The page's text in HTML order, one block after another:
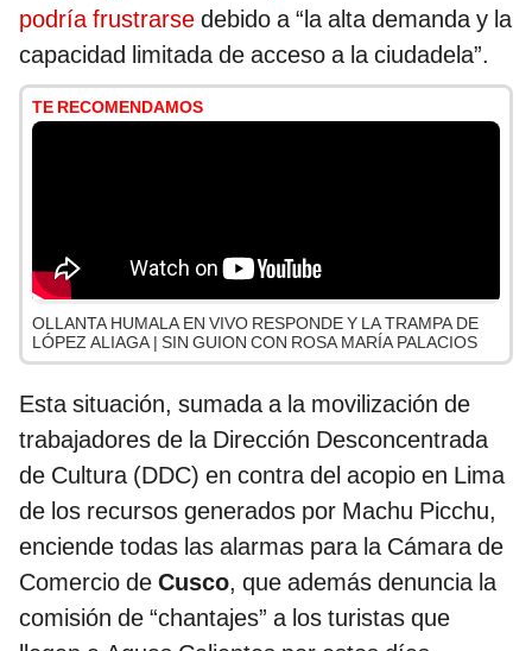
podría frustrarse debido a “la alta demanda y la
capacidad limitada de acceso a la ciudadela”.
TE RECOMENDAMOS
OLLANTA HUMALA EN VIVO RESPONDE Y LA TRAMPA DE
LÓPEZ ALIAGA | SIN GUION CON ROSA MARÍA PALACIOS
Esta situación, sumada a la movilización de
trabajadores de la Dirección Desconcentrada
de Cultura (DDC) en contra del acopio en Lima
de los recursos generados por Machu Picchu,
enciende todas las alarmas para la Cámara de
Comercio de Cusco, que además denuncia la
comisión de “chantajes” a los turistas que